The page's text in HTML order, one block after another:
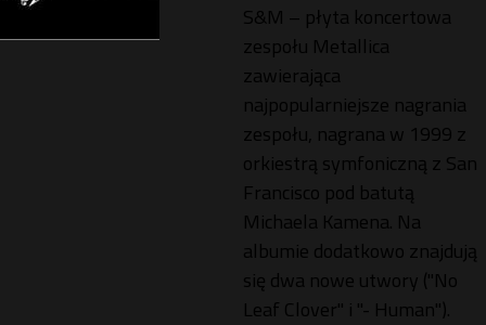
S&M – płyta koncertowa
zespołu Metallica
zawierająca
najpopularniejsze nagrania
zespołu, nagrana w 1999 z
orkiestrą symfoniczną z San
Francisco pod batutą
Michaela Kamena. Na
albumie dodatkowo znajdują
się dwa nowe utwory ("No
Leaf Clover" i "- Human").